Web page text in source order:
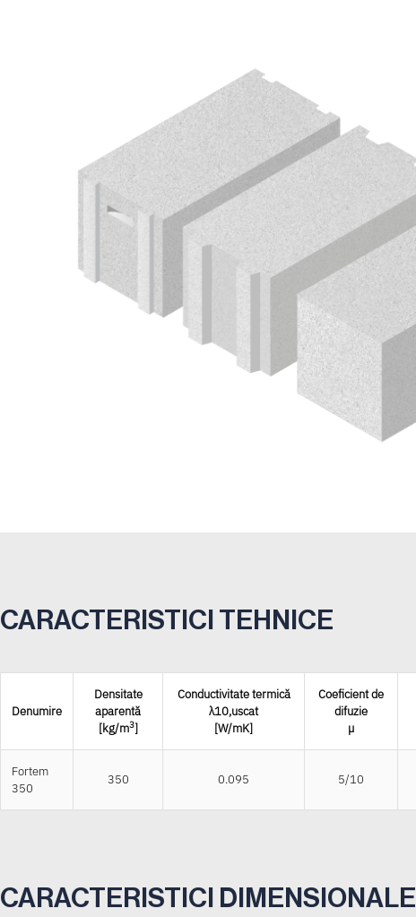
CARACTERISTICI TEHNICE
Denumire
Densitate
aparentă
[kg/m3]
Conductivitate termică
λ10,uscat
[W/mK]
Coeficient de
difuzie
µ
Fortem
350
350 0.095 5/10
CARACTERISTICI DIMENSIONALE